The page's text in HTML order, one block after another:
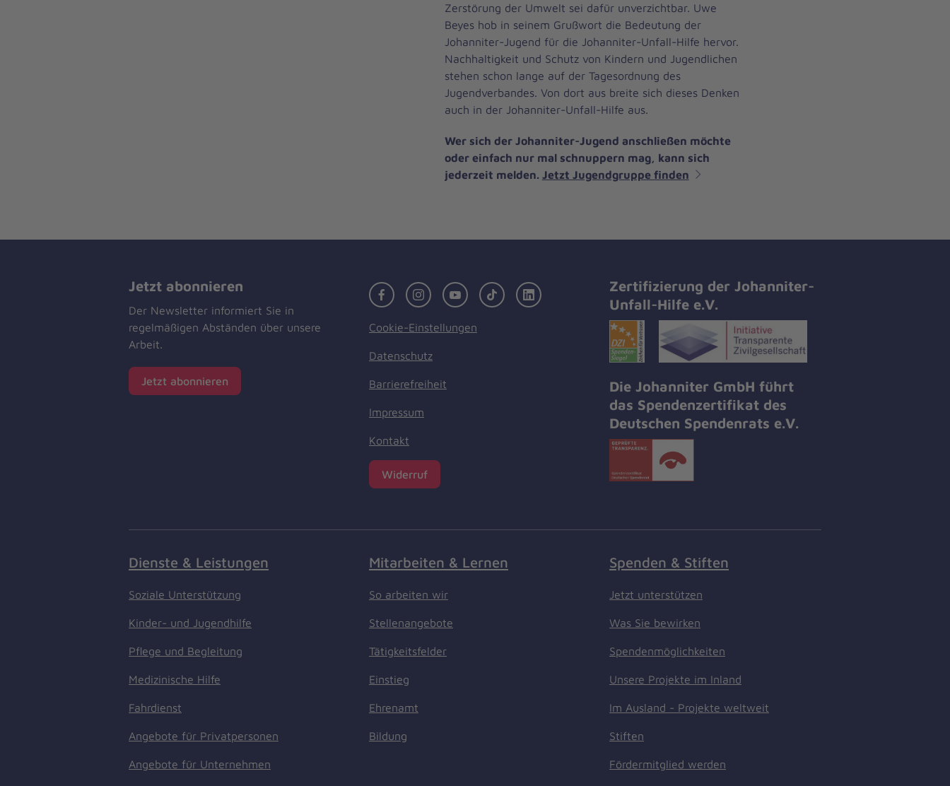
Zerstörung der Umwelt sei dafür unverzichtbar. Uwe
Beyes hob in seinem Grußwort die Bedeutung der
Johanniter-Jugend für die Johanniter-Unfall-Hilfe hervor.
Nachhaltigkeit und Schutz von Kindern und Jugendlichen
stehen schon lange auf der Tagesordnung des
Jugendverbandes. Von dort aus breite sich dieses Denken
auch in der Johanniter-Unfall-Hilfe aus.
Wer sich der Johanniter-Jugend anschließen möchte
oder einfach nur mal schnuppern mag, kann sich
jederzeit melden. Jetzt Jugendgruppe finden
Jetzt abonnieren
Der Newsletter informiert Sie in
regelmäßigen Abständen über unsere
Arbeit.
Jetzt abonnieren
FacebookInstagramYoutubeTikTok LinkedIn
Cookie-Einstellungen
Datenschutz
Barrierefreiheit
Impressum
Kontakt
Widerruf
Zertifizierung der Johanniter-
Unfall-Hilfe e.V.
Die Johanniter GmbH führt
das Spendenzertifikat des
Deutschen Spendenrats e.V.
Dienste & Leistungen
Soziale Unterstützung
Kinder- und Jugendhilfe
Pflege und Begleitung
Medizinische Hilfe
Fahrdienst
Angebote für Privatpersonen
Angebote für Unternehmen
Mitarbeiten & Lernen
So arbeiten wir
Stellenangebote
Tätigkeitsfelder
Einstieg
Ehrenamt
Bildung
Spenden & Stiften
Jetzt unterstützen
Was Sie bewirken
Spendenmöglichkeiten
Unsere Projekte im Inland
Im Ausland - Projekte weltweit
Stiften
Fördermitglied werden